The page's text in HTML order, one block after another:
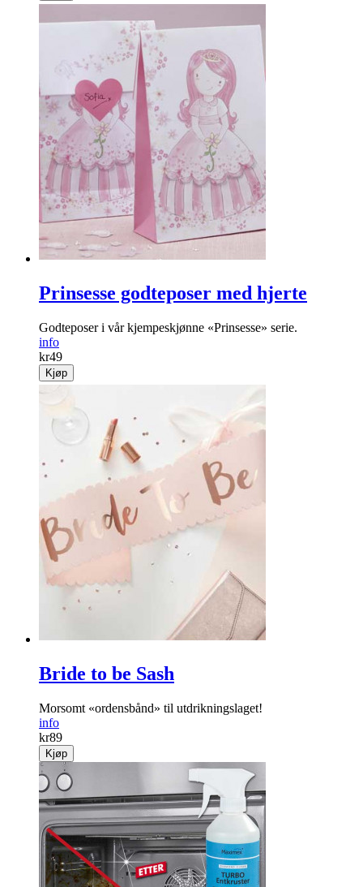
Prinsesse godteposer med hjerte
Godteposer i vår kjempeskjønne «Prinsesse» serie.
info
kr49
Kjøp
Bride to be Sash
Morsomt «ordensbånd» til utdrikningslaget!
info
kr89
Kjøp